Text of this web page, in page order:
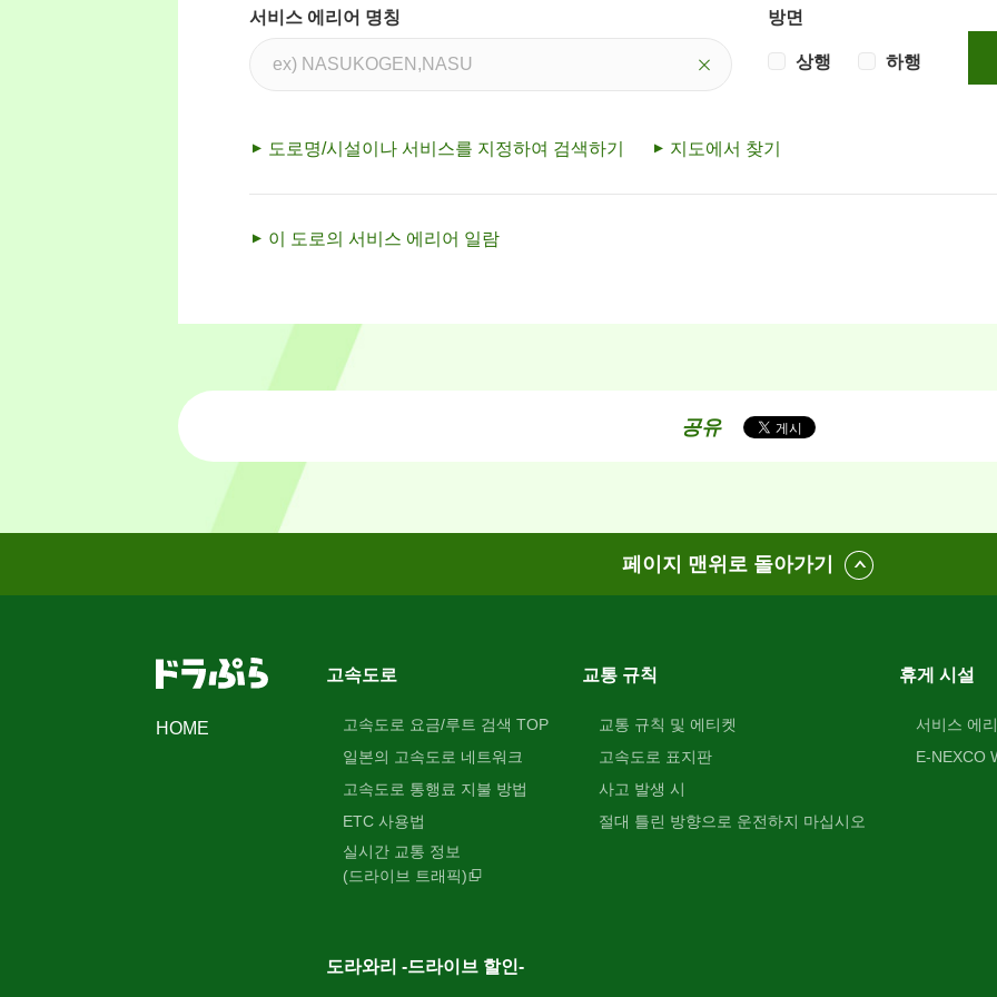
서비스 에리어 명칭 방면
상행 하행
도로명/시설이나 서비스를 지정하여 검색하기 지도에서 찾기
이 도로의 서비스 에리어 일람
공유
페이지 맨위로 돌아가기
HOME
고속도로
고속도로 요금/루트 검색 TOP
일본의 고속도로 네트워크
고속도로 통행료 지불 방법
ETC 사용법
실시간 교통 정보
(드라이브 트래픽)
도라와리 -드라이브 할인-
교통 규칙
교통 규칙 및 에티켓
고속도로 표지판
사고 발생 시
절대 틀린 방향으로 운전하지 마십시오
휴게 시설
서비스 에
E-NEXCO